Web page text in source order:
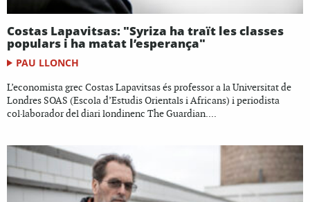
Costas Lapavitsas: "Syriza ha traït les classes
populars i ha matat l’esperança"
PAU LLONCH
L’economista grec Costas Lapavitsas és professor a la Universitat de
Londres SOAS (Escola d’Estudis Orientals i Africans) i periodista
col·laborador del diari londinenc The Guardian....